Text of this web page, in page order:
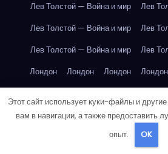
Лев Толстой — Война и мир
Лев
Лев Толстой — Война и мир
Лев
Лев Толстой — Война и мир
Лев
Лондон
Лондон Лондон Лондон
Лондон
Лондон Лондон Лондон
Лондон Лондон
Этот сайт использует куки-файлы и
вам в навигации, а также предоставить
опыт.
OK